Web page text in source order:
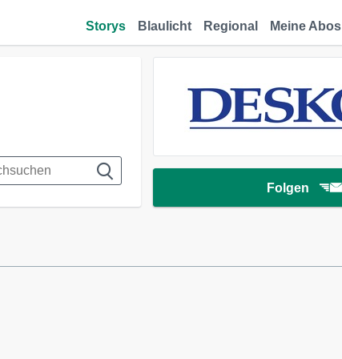
Storys Blaulicht Regional Meine Abos
Folgen